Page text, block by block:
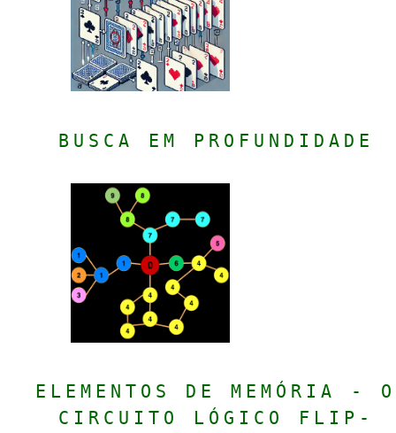
BUSCA EM PROFUNDIDADE
ELEMENTOS DE MEMÓRIA - O
CIRCUITO LÓGICO FLIP-